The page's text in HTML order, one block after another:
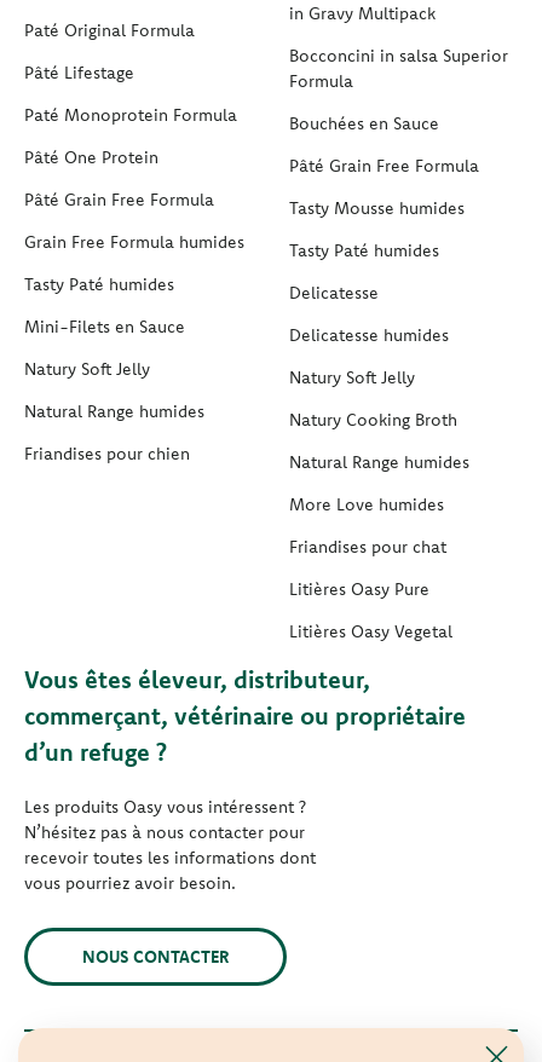
Paté Original Formula
Pâté Lifestage
Paté Monoprotein Formula
Pâté One Protein
Pâté Grain Free Formula
Grain Free Formula humides
Tasty Paté humides
Mini-Filets en Sauce
Natury Soft Jelly
Natural Range humides
Friandises pour chien
in Gravy Multipack
Bocconcini in salsa Superior
Formula
Bouchées en Sauce
Pâté Grain Free Formula
Tasty Mousse humides
Tasty Paté humides
Delicatesse
Delicatesse humides
Natury Soft Jelly
Natury Cooking Broth
Natural Range humides
More Love humides
Friandises pour chat
Litières Oasy Pure
Litières Oasy Vegetal
Vous êtes éleveur, distributeur,
commerçant, vétérinaire ou propriétaire
d’un refuge ?
Les produits Oasy vous intéressent ?
N’hésitez pas à nous contacter pour
recevoir toutes les informations dont
vous pourriez avoir besoin.
NOUS CONTACTER